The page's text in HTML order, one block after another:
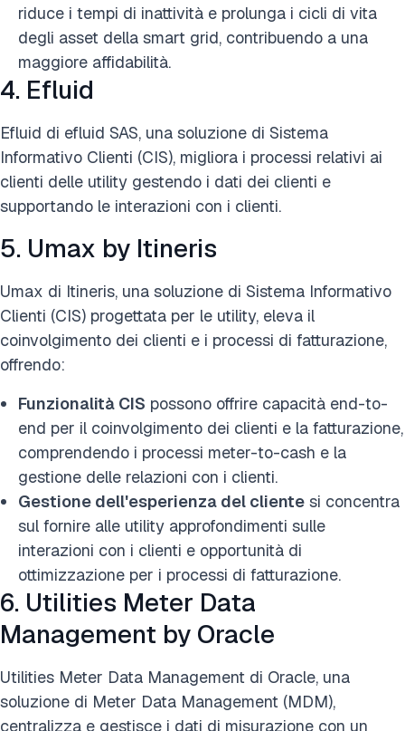
riduce i tempi di inattività e prolunga i cicli di vita
degli asset della smart grid, contribuendo a una
maggiore affidabilità.
4. Efluid
Efluid di efluid SAS, una soluzione di Sistema
Informativo Clienti (CIS), migliora i processi relativi ai
clienti delle utility gestendo i dati dei clienti e
supportando le interazioni con i clienti.
5. Umax by Itineris
Umax di Itineris, una soluzione di Sistema Informativo
Clienti (CIS) progettata per le utility, eleva il
coinvolgimento dei clienti e i processi di fatturazione,
offrendo:
Funzionalità CIS possono offrire capacità end-to-
end per il coinvolgimento dei clienti e la fatturazione,
comprendendo i processi meter-to-cash e la
gestione delle relazioni con i clienti.
Gestione dell'esperienza del cliente si concentra
sul fornire alle utility approfondimenti sulle
interazioni con i clienti e opportunità di
ottimizzazione per i processi di fatturazione.
6. Utilities Meter Data
Management by Oracle
Utilities Meter Data Management di Oracle, una
soluzione di Meter Data Management (MDM),
centralizza e gestisce i dati di misurazione con un